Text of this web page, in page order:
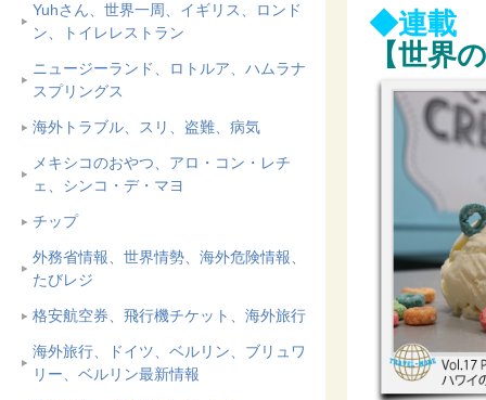
Yuhさん、世界一周、イギリス、ロンド
ン、トイレレストラン
ニュージーランド、ロトルア、ハムラナ
スプリングス
海外トラブル、スリ、盗難、病気
メキシコのおやつ、アロ・コン・レチ
ェ、シンコ・デ・マヨ
チップ
外務省情報、世界情勢、海外危険情報、
たびレジ
格安航空券、飛行機チケット、海外旅行
海外旅行、ドイツ、ベルリン、ブリュワ
リー、ベルリン最新情報
◆連載
【世界